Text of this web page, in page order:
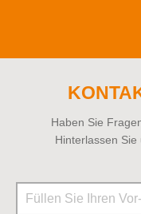
Haben Sie
Hinterlassen